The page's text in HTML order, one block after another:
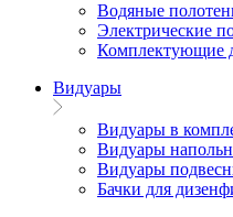
Водяные
Электрические
Комплектующие
Видуары
Видуары в
Видуары
Видуары
Бачки для